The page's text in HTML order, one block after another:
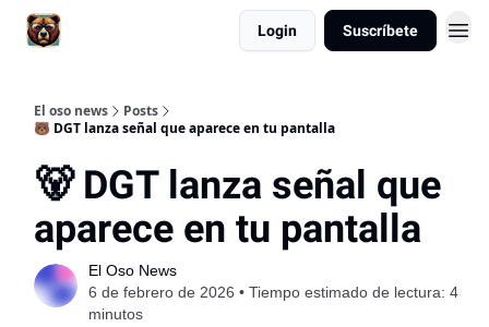
Login Suscríbete
El oso news
Posts
🐻 DGT lanza señal que aparece en tu pantalla
🐻 DGT lanza señal que
aparece en tu pantalla
El Oso News
6 de febrero de 2026 • Tiempo estimado de lectura: 4
minutos